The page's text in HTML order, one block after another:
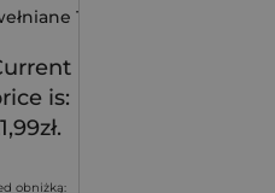
13 x 18
is:
obniżką: